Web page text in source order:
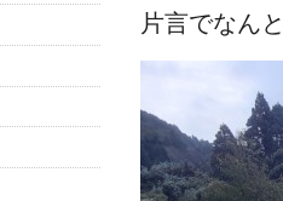
片言でなん